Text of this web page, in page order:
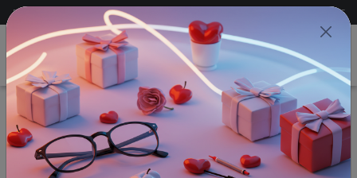
Доставка по всей России +7 (383) 288-54-55
САЛОН ОПТИКИ
Проверить
зрение
Главная Интернет-магазин оптики
Линзы для очков
Линзы с поляризацией
ЛИНЗЫ С ПОЛЯРИЗАЦИЕЙ